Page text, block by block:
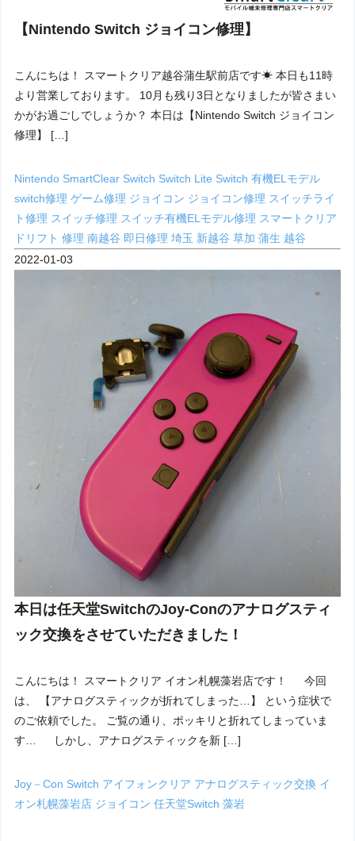
【Nintendo Switch ジョイコン修理】
こんにちは！ スマートクリア越谷蒲生駅前店です☀ 本日も11時
より営業しております。 10月も残り3日となりましたが皆さまい
かがお過ごしでしょうか？ 本日は【Nintendo Switch ジョイコン
修理】 […]
Nintendo SmartClear Switch Switch Lite Switch 有機ELモデル
switch修理ゲーム修理 ジョイコン ジョイコン修理 スイッチライ
ト修理 スイッチ修理 スイッチ有機ELモデル修理 スマートクリア
ドリフト修理南越谷 即日修理埼玉 新越谷草加蒲生 越谷
2022-01-03
本日は任天堂SwitchのJoy-Conのアナログスティ
ック交換をさせていただきました！
こんにちは！ スマートクリア イオン札幌藻岩店です！ 今回
は、 【アナログスティックが折れてしまった…】 という症状で
のご依頼でした。 ご覧の通り、ポッキリと折れてしまっていま
す… しかし、アナログスティックを新 […]
Joy－Con Switch アイフォンクリア アナログスティック交換 イ
オン札幌藻岩店 ジョイコン任天堂Switch藻岩